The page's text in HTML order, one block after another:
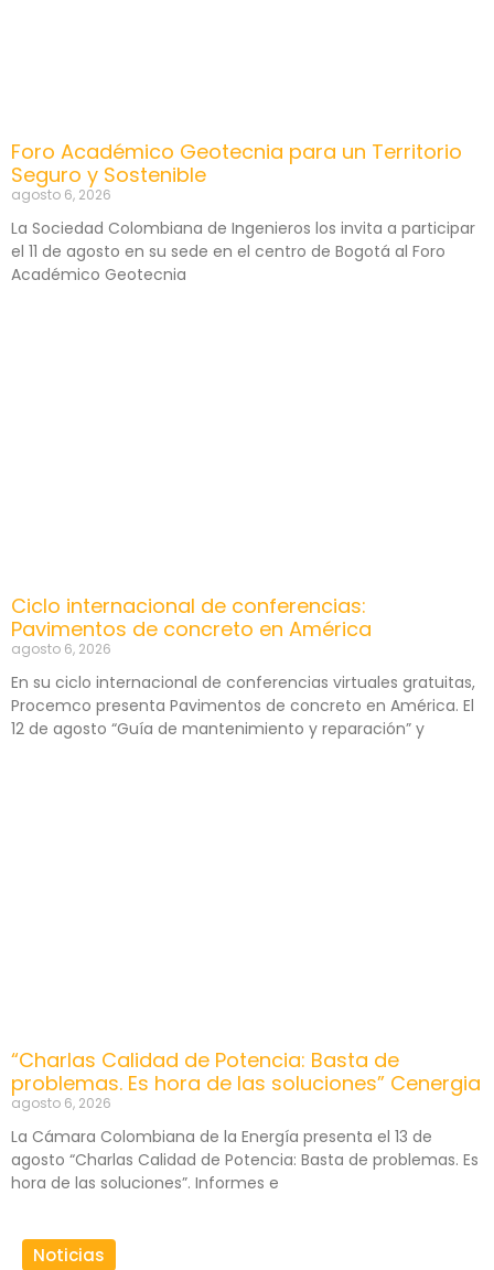
Foro Académico Geotecnia para un Territorio
Seguro y Sostenible
agosto 6, 2026
La Sociedad Colombiana de Ingenieros los invita a participar
el 11 de agosto en su sede en el centro de Bogotá al Foro
Académico Geotecnia
Ciclo internacional de conferencias:
Pavimentos de concreto en América
agosto 6, 2026
En su ciclo internacional de conferencias virtuales gratuitas,
Procemco presenta Pavimentos de concreto en América. El
12 de agosto “Guía de mantenimiento y reparación” y
“Charlas Calidad de Potencia: Basta de
problemas. Es hora de las soluciones” Cenergia
agosto 6, 2026
La Cámara Colombiana de la Energía presenta el 13 de
agosto “Charlas Calidad de Potencia: Basta de problemas. Es
hora de las soluciones”. Informes e
Noticias